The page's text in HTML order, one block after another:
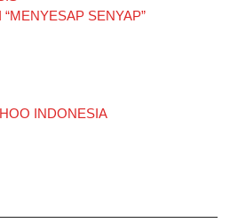
SENYAP”
INDONESIA